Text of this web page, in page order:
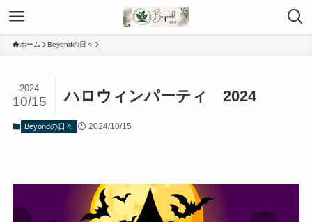
ホーム Beyondの日々
ハロウィンパーティ 2024
2024
10/15
Beyondの日々 2024/10/15